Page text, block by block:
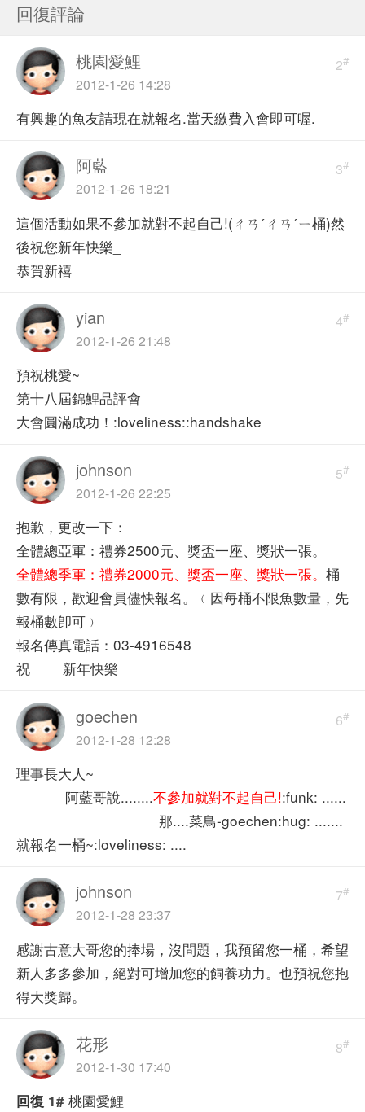
回復評論
2#
桃園愛鯉
2012-1-26 14:28
有興趣的魚友請現在就報名.當天繳費入會即可喔.
3#
阿藍
2012-1-26 18:21
這個活動如果不參加就對不起自己!(ㄔㄢˊㄔㄢˊㄧ桶)然
後祝您新年快樂_
恭賀新禧
4#
yian
2012-1-26 21:48
預祝桃愛~
第十八屆錦鯉品評會
大會圓滿成功！:loveliness::handshake
5#
johnson
2012-1-26 22:25
抱歉，更改一下：
全體總亞軍：禮券2500元、獎盃一座、獎狀一張。
全體總季軍：禮券2000元、獎盃一座、獎狀一張。 桶
數有限，歡迎會員儘快報名。﹙因每桶不限魚數量，先
報桶數卽可﹚
報名傳真電話：03-4916548
祝 新年快樂
6#
goechen
2012-1-28 12:28
理事長大人~
阿藍哥說........不參加就對不起自己!:funk: ......
那....菜鳥-goechen:hug: .......
就報名一桶~:loveliness: ....
7#
johnson
2012-1-28 23:37
感謝古意大哥您的捧場，沒問題，我預留您一桶，希望
新人多多參加，絕對可增加您的飼養功力。也預祝您抱
得大獎歸。
8#
花形
2012-1-30 17:40
回復 1# 桃園愛鯉